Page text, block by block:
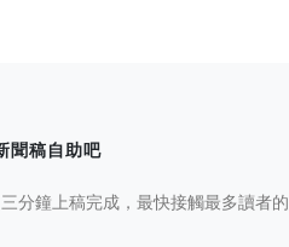
聞稿自助吧
分鐘上稿完成，最快接觸最多讀者的